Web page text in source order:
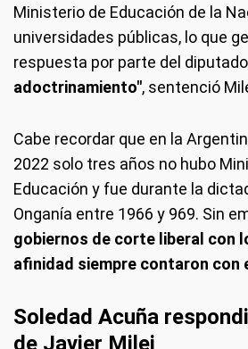
Ministerio de Educación de la
universidades públicas, lo que
respuesta por parte del
adoctrinamiento", sentenció
Cabe recordar que en la
2022 solo tres años no hubo
Educación y fue durante la
Onganía entre 1966 y 969. Sin
gobiernos de corte liberal con
afinidad siempre contaron con
Soledad Acuña
de Javier Milei